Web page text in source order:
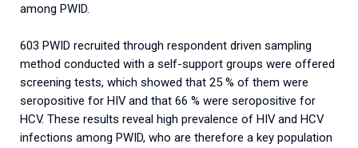
among PWID.
603 PWID recruited through respondent driven sampling
method conducted with a self-support groups were offered
screening tests, which showed that 25 % of them were
seropositive for HIV and that 66 % were seropositive for
HCV. These results reveal high prevalence of HIV and HCV
infections among PWID, who are therefore a key population